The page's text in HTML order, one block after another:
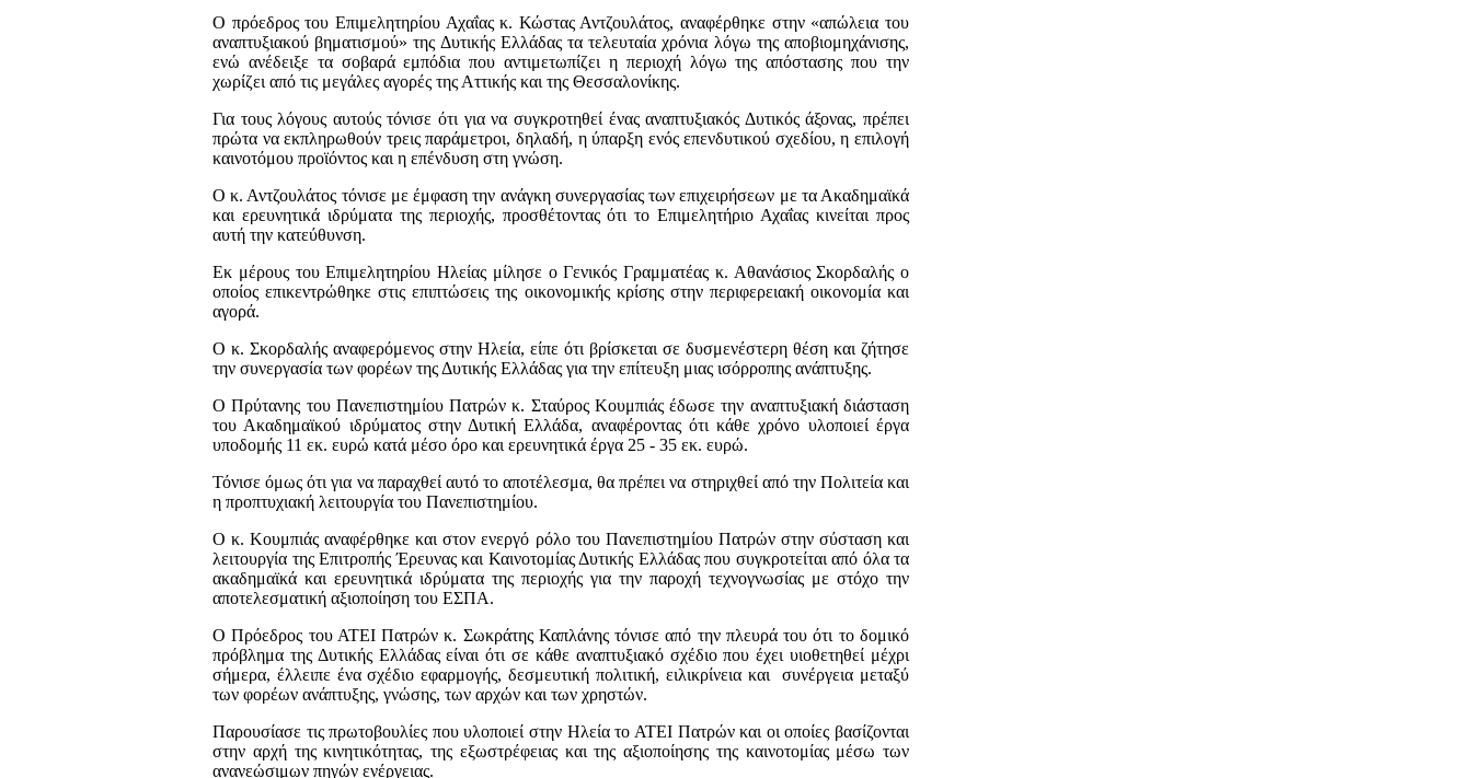
Ο πρόεδρος του Επιμελητηρίου Αχαΐας κ. Κώστας Αντζουλάτος, αναφέρθηκε στην «απώλεια του
αναπτυξιακού βηματισμού» της Δυτικής Ελλάδας τα τελευταία χρόνια λόγω της αποβιομηχάνισης,
ενώ ανέδειξε τα σοβαρά εμπόδια που αντιμετωπίζει η περιοχή λόγω της απόστασης που την
χωρίζει από τις μεγάλες αγορές της Αττικής και της Θεσσαλονίκης.
Για τους λόγους αυτούς τόνισε ότι για να συγκροτηθεί ένας αναπτυξιακός Δυτικός άξονας, πρέπει
πρώτα να εκπληρωθούν τρεις παράμετροι, δηλαδή, η ύπαρξη ενός επενδυτικού σχεδίου, η επιλογή
καινοτόμου προϊόντος και η επένδυση στη γνώση.
Ο κ. Αντζουλάτος τόνισε με έμφαση την ανάγκη συνεργασίας των επιχειρήσεων με τα Ακαδημαϊκά
και ερευνητικά ιδρύματα της περιοχής, προσθέτοντας ότι το Επιμελητήριο Αχαΐας κινείται προς
αυτή την κατεύθυνση.
Εκ μέρους του Επιμελητηρίου Ηλείας μίλησε ο Γενικός Γραμματέας κ. Αθανάσιος Σκορδαλής ο
οποίος επικεντρώθηκε στις επιπτώσεις της οικονομικής κρίσης στην περιφερειακή οικονομία και
αγορά.
Ο κ. Σκορδαλής αναφερόμενος στην Ηλεία, είπε ότι βρίσκεται σε δυσμενέστερη θέση και ζήτησε
την συνεργασία των φορέων της Δυτικής Ελλάδας για την επίτευξη μιας ισόρροπης ανάπτυξης.
Ο Πρύτανης του Πανεπιστημίου Πατρών κ. Σταύρος Κουμπιάς έδωσε την αναπτυξιακή διάσταση
του Ακαδημαϊκού ιδρύματος στην Δυτική Ελλάδα, αναφέροντας ότι κάθε χρόνο υλοποιεί έργα
υποδομής 11 εκ. ευρώ κατά μέσο όρο και ερευνητικά έργα 25 - 35 εκ. ευρώ.
Τόνισε όμως ότι για να παραχθεί αυτό το αποτέλεσμα, θα πρέπει να στηριχθεί από την Πολιτεία και
η προπτυχιακή λειτουργία του Πανεπιστημίου.
Ο κ. Κουμπιάς αναφέρθηκε και στον ενεργό ρόλο του Πανεπιστημίου Πατρών στην σύσταση και
λειτουργία της Επιτροπής Έρευνας και Καινοτομίας Δυτικής Ελλάδας που συγκροτείται από όλα τα
ακαδημαϊκά και ερευνητικά ιδρύματα της περιοχής για την παροχή τεχνογνωσίας με στόχο την
αποτελεσματική αξιοποίηση του ΕΣΠΑ.
Ο Πρόεδρος του ΑΤΕΙ Πατρών κ. Σωκράτης Καπλάνης τόνισε από την πλευρά του ότι το δομικό
πρόβλημα της Δυτικής Ελλάδας είναι ότι σε κάθε αναπτυξιακό σχέδιο που έχει υιοθετηθεί μέχρι
σήμερα, έλλειπε ένα σχέδιο εφαρμογής, δεσμευτική πολιτική, ειλικρίνεια και συνέργεια μεταξύ
των φορέων ανάπτυξης, γνώσης, των αρχών και των χρηστών.
Παρουσίασε τις πρωτοβουλίες που υλοποιεί στην Ηλεία το ΑΤΕΙ Πατρών και οι οποίες βασίζονται
στην αρχή της κινητικότητας, της εξωστρέφειας και της αξιοποίησης της καινοτομίας μέσω των
ανανεώσιμων πηγών ενέργειας.